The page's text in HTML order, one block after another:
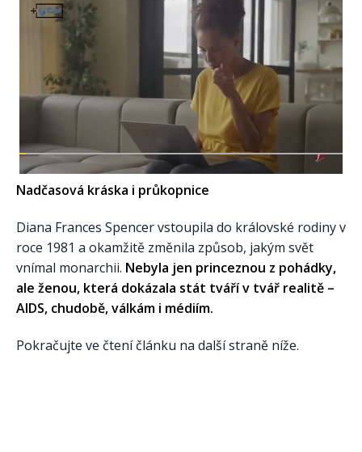
Nadčasová kráska i průkopnice
Diana Frances Spencer vstoupila do královské rodiny v
roce 1981 a okamžitě změnila způsob, jakým svět
vnímal monarchii. Nebyla jen princeznou z pohádky,
ale ženou, která dokázala stát tváří v tvář realitě –
AIDS, chudobě, válkám i médiím.
Pokračujte ve čtení článku na další straně níže.